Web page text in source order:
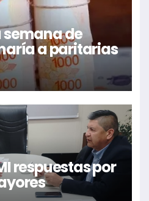
semana de
a paritarias
respuestas por